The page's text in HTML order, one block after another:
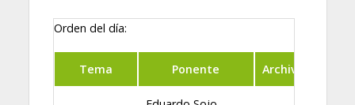
Orden del día:
Tema Ponente Archivo